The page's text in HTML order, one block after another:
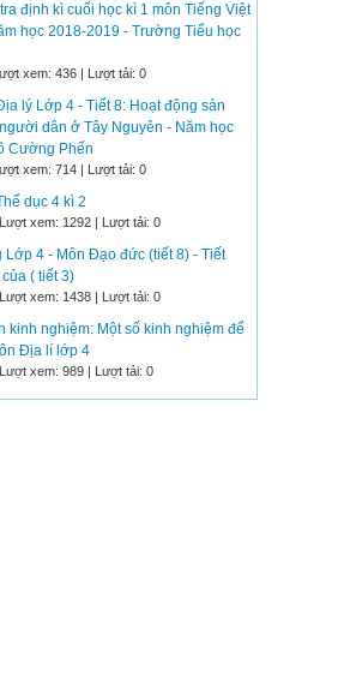
định kì cuối học kì 1 môn Tiếng Việt
học 2018-2019 - Trường Tiểu học
xem: 436 | Lượt tải: 0
lý Lớp 4 - Tiết 8: Hoạt động sản
dân ở Tây Nguyên - Năm học
Cường Phến
xem: 714 | Lượt tải: 0
dục 4 kì 2
xem: 1292 | Lượt tải: 0
Lớp 4 - Môn Đạo đức (tiết 8) - Tiết
( tiết 3)
xem: 1438 | Lượt tải: 0
kinh nghiệm: Một số kinh nghiệm để
Địa lí lớp 4
xem: 989 | Lượt tải: 0